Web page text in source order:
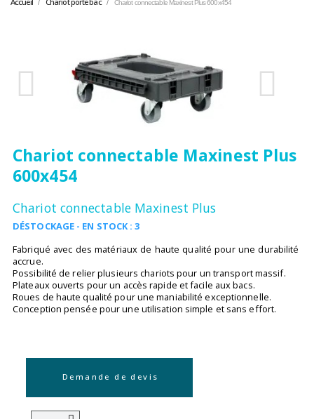
Chariot connectable Maxinest Plus 600x454
Chariot connectable Maxinest Plus
600x454
Chariot connectable Maxinest Plus
DÉSTOCKAGE - EN STOCK : 3
Fabriqué avec des matériaux de haute qualité pour une durabilité
accrue.
Possibilité de relier plusieurs chariots pour un transport massif.
Plateaux ouverts pour un accès rapide et facile aux bacs.
Roues de haute qualité pour une maniabilité exceptionnelle.
Conception pensée pour une utilisation simple et sans effort.
Demande de devis